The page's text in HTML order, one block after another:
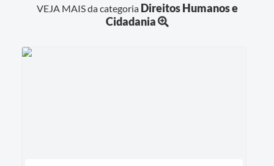
VEJA MAIS da categoria Direitos Humanos e
Cidadania